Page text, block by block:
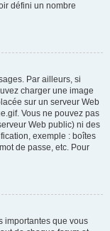
défini un nombre
Par ailleurs, si
charger une image
sur un serveur Web
Vous ne pouvez pas
Web public) ni des
exemple : boîtes
de passe, etc. Pour
importantes que vous